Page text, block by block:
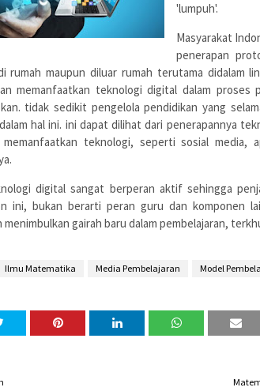
'lumpuh'.
Masyarakat
penerapan
rumah maupun diluar rumah terutama didalam
memanfaatkan teknologi digital dalam
tidak sedikit pengelola pendidikan yang
hal ini. ini dapat dilihat dari penerapannya
teknologi, seperti sosial media,
digital sangat berperan aktif sehingga
ini, bukan berarti peran guru dan komponen
menimbulkan gairah baru dalam pembelajaran,
Ilmu Matematika Media Pembelajaran Model